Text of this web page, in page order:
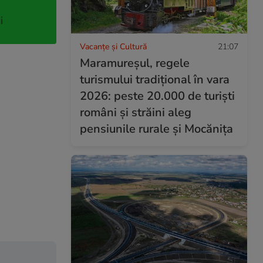
Vacanțe și Cultură 21:07
Maramureșul, regele
turismului tradițional în vara
2026: peste 20.000 de turiști
români și străini aleg
pensiunile rurale și Mocănița